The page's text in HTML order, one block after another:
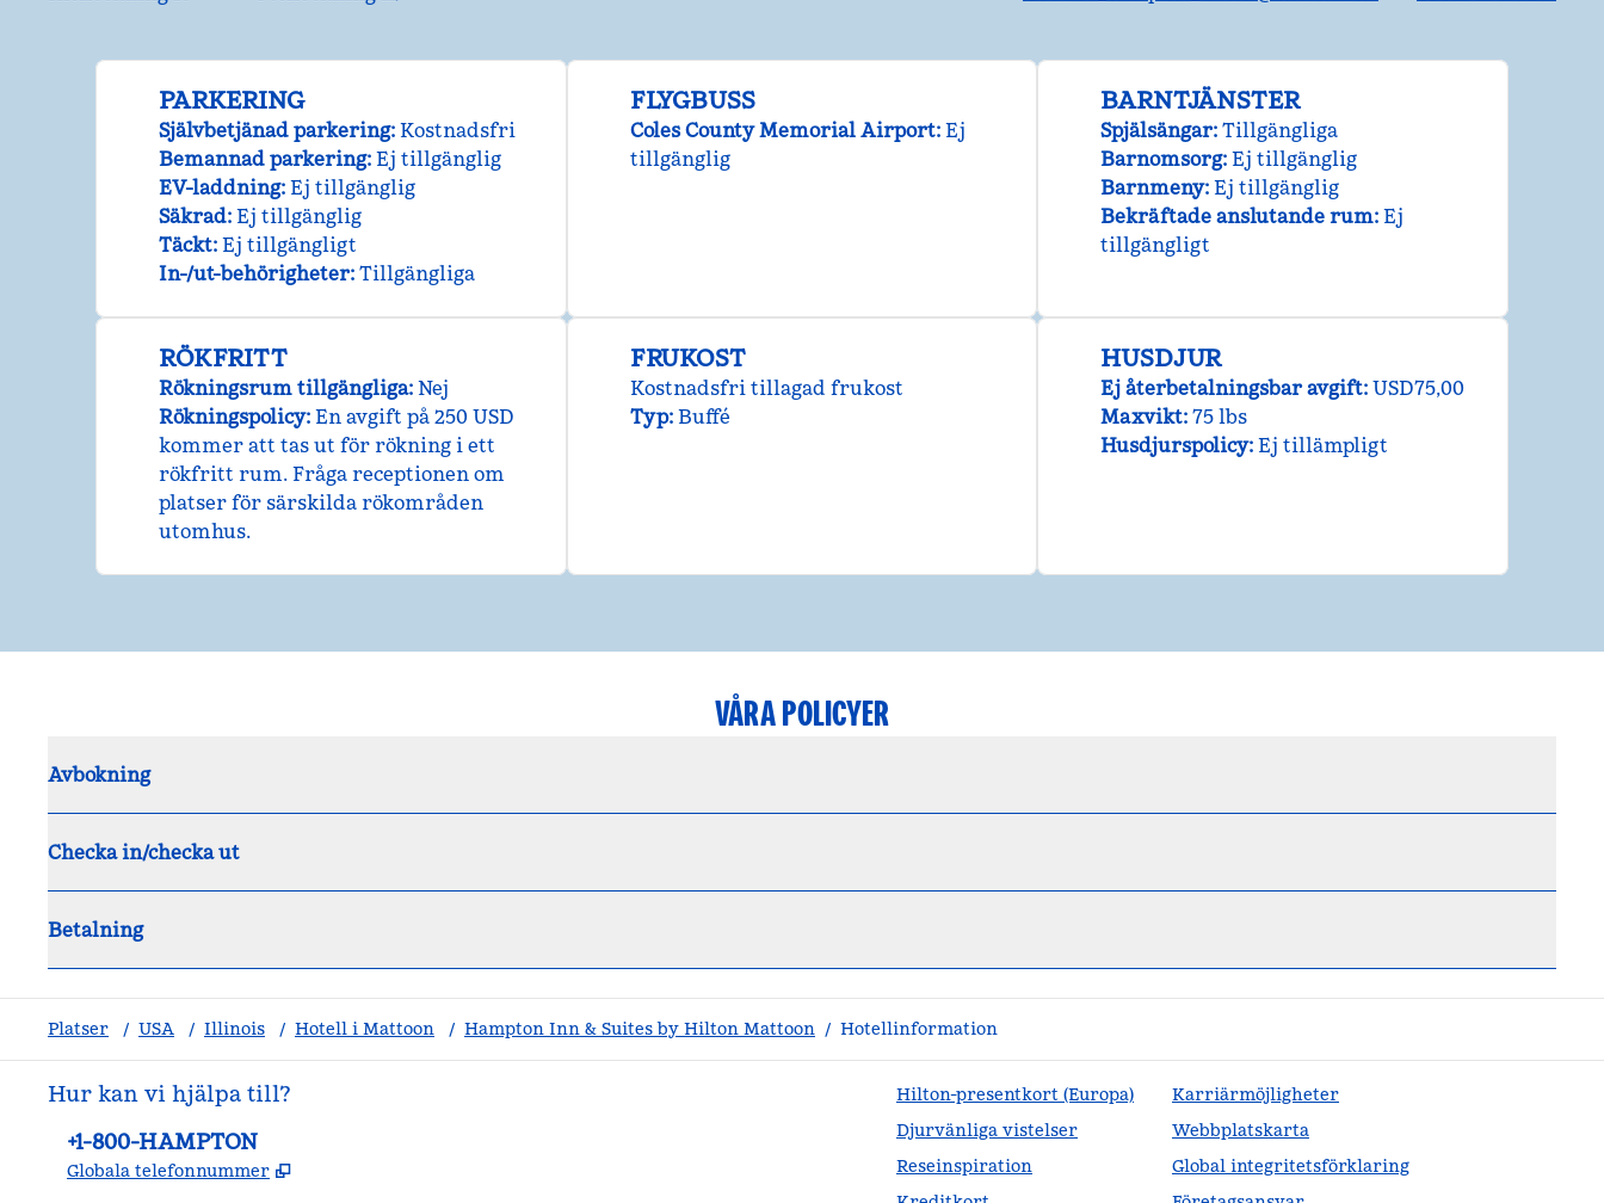
PARKERING
Självbetjänad parkering: Kostnadsfri
Bemannad parkering: Ej tillgänglig
EV-laddning: Ej tillgänglig
Säkrad: Ej tillgänglig
Täckt: Ej tillgängligt
In-/ut-behörigheter: Tillgängliga
FLYGBUSS
Coles County Memorial Airport: Ej
tillgänglig
BARNTJÄNSTER
Spjälsängar: Tillgängliga
Barnomsorg: Ej tillgänglig
Barnmeny: Ej tillgänglig
Bekräftade anslutande rum: Ej
tillgängligt
RÖKFRITT
Rökningsrum tillgängliga: Nej
Rökningspolicy: En avgift på 250 USD
kommer att tas ut för rökning i ett
rökfritt rum. Fråga receptionen om
platser för särskilda rökområden
utomhus.
FRUKOST
Kostnadsfri tillagad frukost
Typ: Buffé
HUSDJUR
Ej återbetalningsbar avgift: USD75,00
Maxvikt: 75 lbs
Husdjurspolicy: Ej tillämpligt
VÅRA POLICYER
Avbokning
Checka in/checka ut
Betalning
Platser / USA / Illinois / Hotell i Mattoon / Hampton Inn & Suites by Hilton Mattoon / Hotellinformation
Hur kan vi hjälpa till?
Telefon:
+1-800-HAMPTON
Globala telefonnummer ,
Hilton-presentkort (Europa)
Djurvänliga vistelser
Reseinspiration
Karriärmöjligheter
Webbplatskarta
Global integritetsförklaring